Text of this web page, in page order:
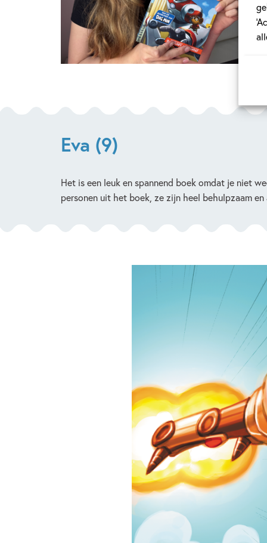
Eva (9)
Het is een leuk en spannend boek omdat je niet
personen uit het boek, ze zijn heel behulpzaam